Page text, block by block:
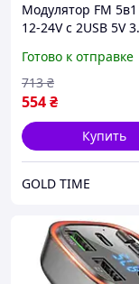
Модулятор FM 5в1
12-24V с 2USB 5V
Готово к отправке
554₴
713 ₴
Купить
GOLD TIME